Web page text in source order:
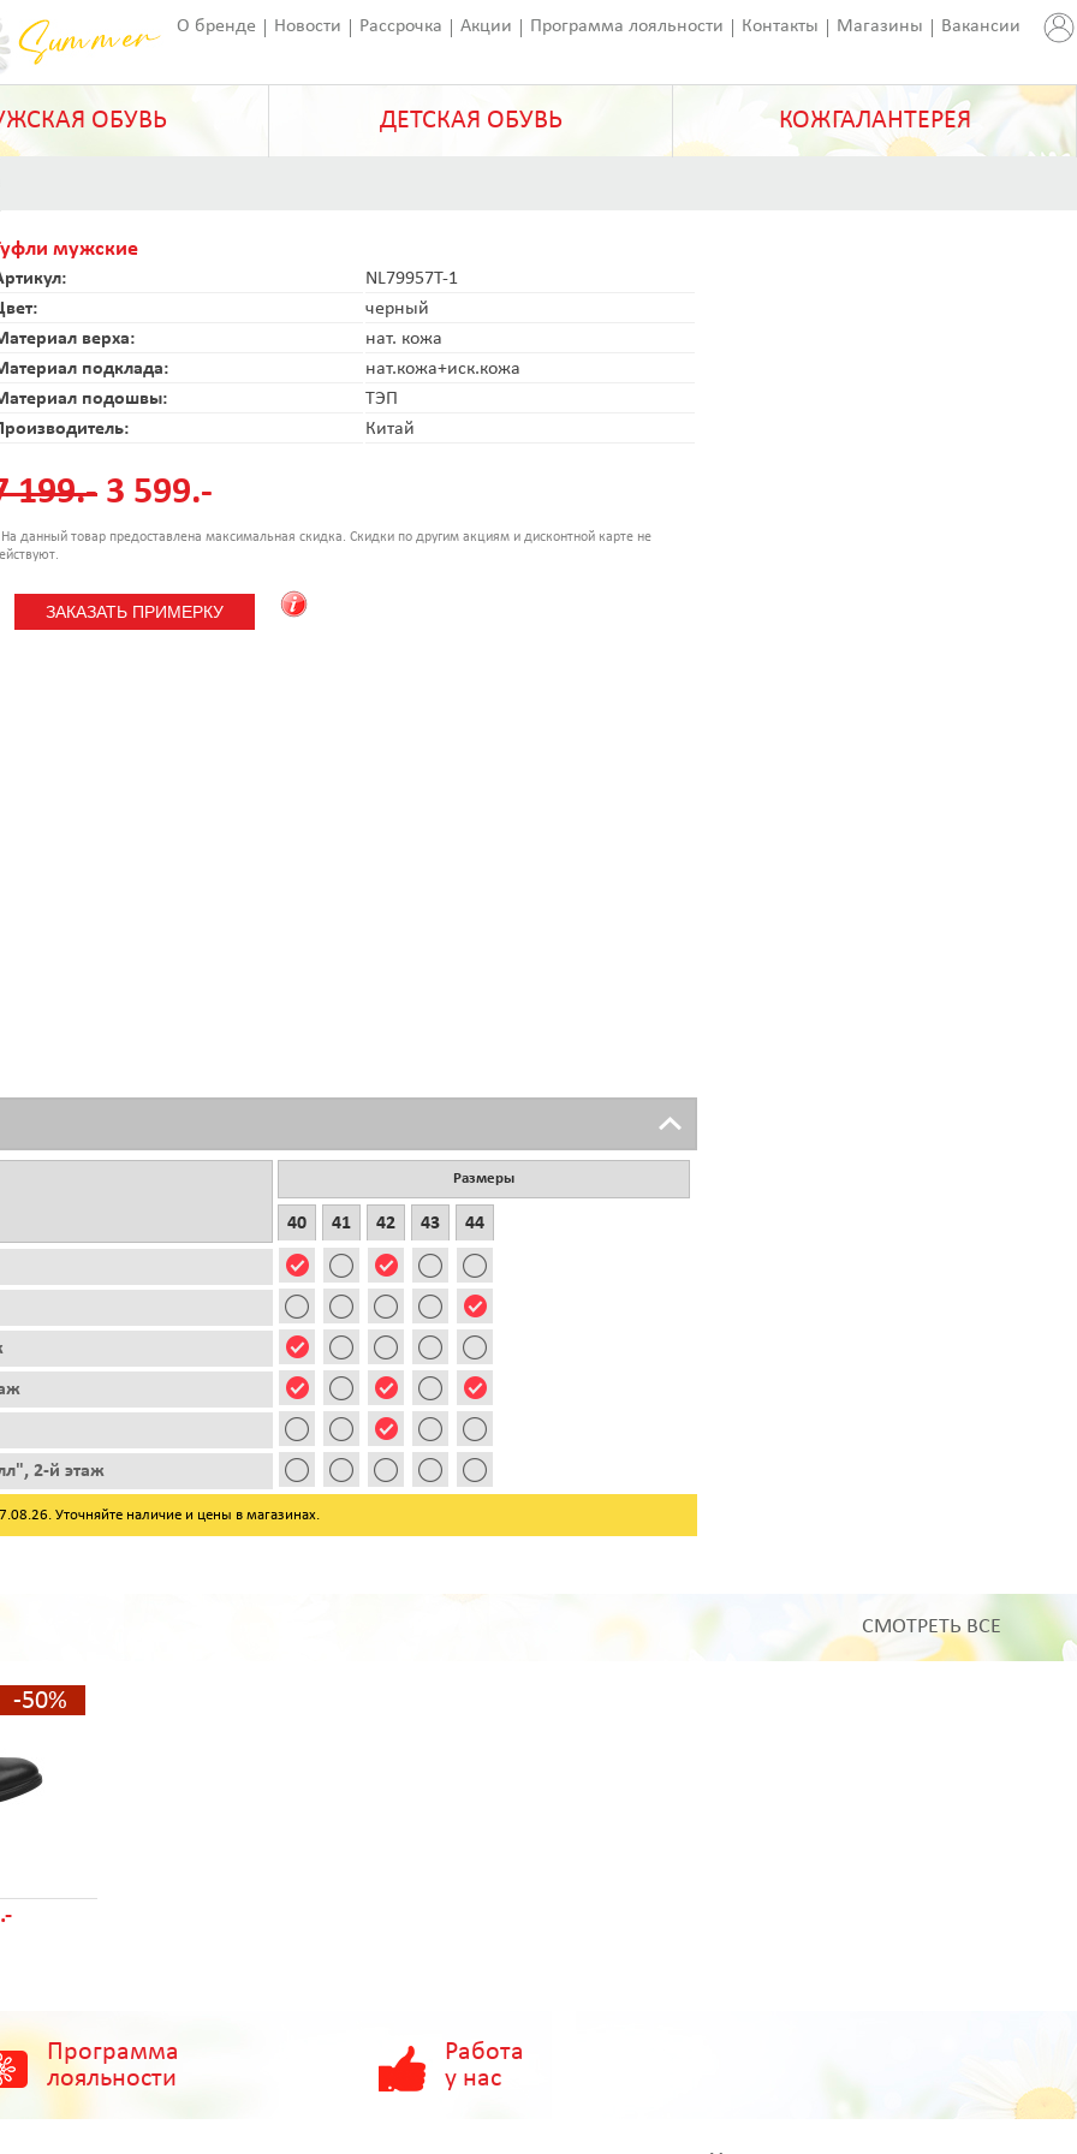
О бренде Новости Рассрочка Акции Программа лояльности Контакты Магазины Вакансии
ОБУВЬ ДЕТСКАЯ ОБУВЬ КОЖГАЛАНТЕРЕЯ
мужские
NL79957T-1
черный
верха:
нат. кожа
подклада:
нат.кожа+иск.кожа
подошвы:
ТЭП
Китай
199.- 3 599.-
данный товар предоставлена максимальная скидка. Скидки по другим акциям и дисконтной карте не
2-й этаж
Размеры
40 41 42 43 44
Уточняйте наличие и цены в магазинах.
СМОТРЕТЬ ВСЕ
-50%
Программа
лояльности
Работа
у нас